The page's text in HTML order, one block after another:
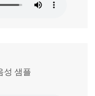
성 샘플